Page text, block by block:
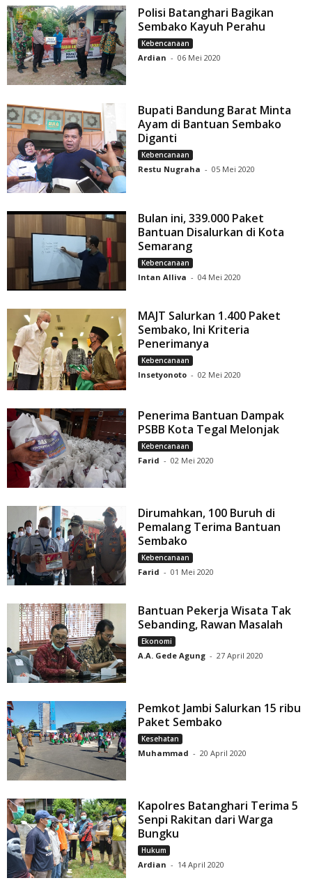
Polisi Batanghari Bagikan
Sembako Kayuh Perahu
Kebencanaan
Ardian - 06 Mei 2020
Bupati Bandung Barat Minta
Ayam di Bantuan Sembako
Diganti
Kebencanaan
Restu Nugraha - 05 Mei 2020
Bulan ini, 339.000 Paket
Bantuan Disalurkan di Kota
Semarang
Kebencanaan
Intan Alliva - 04 Mei 2020
MAJT Salurkan 1.400 Paket
Sembako, Ini Kriteria
Penerimanya
Kebencanaan
Insetyonoto - 02 Mei 2020
Penerima Bantuan Dampak
PSBB Kota Tegal Melonjak
Kebencanaan
Farid - 02 Mei 2020
Dirumahkan, 100 Buruh di
Pemalang Terima Bantuan
Sembako
Kebencanaan
Farid - 01 Mei 2020
Bantuan Pekerja Wisata Tak
Sebanding, Rawan Masalah
Ekonomi
A.A. Gede Agung - 27 April 2020
Pemkot Jambi Salurkan 15 ribu
Paket Sembako
Kesehatan
Muhammad - 20 April 2020
Kapolres Batanghari Terima 5
Senpi Rakitan dari Warga
Bungku
Hukum
Ardian - 14 April 2020